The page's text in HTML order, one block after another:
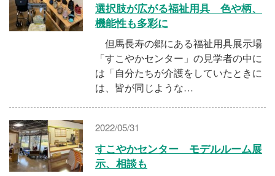
選択肢が広がる福祉用具 色や柄、
機能性も多彩に
但馬長寿の郷にある福祉用具展示場
「すこやかセンター」の見学者の中に
は「自分たちが介護をしていたときに
は、皆が同じような…
2022/05/31
すこやかセンター モデルルーム展
示、相談も